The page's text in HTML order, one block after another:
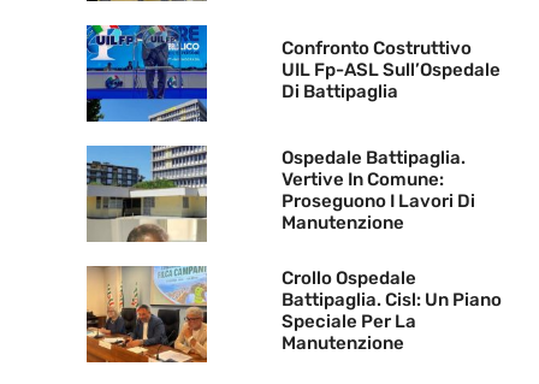
Confronto Costruttivo
UIL Fp-ASL Sull’Ospedale
Di Battipaglia
Ospedale Battipaglia.
Vertive In Comune:
Proseguono I Lavori Di
Manutenzione
Crollo Ospedale
Battipaglia. Cisl: Un Piano
Speciale Per La
Manutenzione